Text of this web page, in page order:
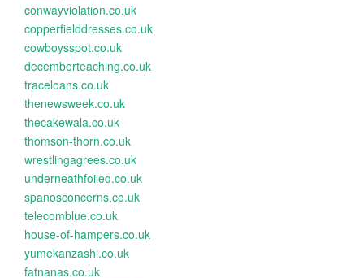
conwayviolation.co.uk
copperfielddresses.co.uk
cowboysspot.co.uk
decemberteaching.co.uk
traceloans.co.uk
thenewsweek.co.uk
thecakewala.co.uk
thomson-thorn.co.uk
wrestlingagrees.co.uk
underneathfoiled.co.uk
spanosconcerns.co.uk
telecomblue.co.uk
house-of-hampers.co.uk
yumekanzashi.co.uk
fatnanas.co.uk